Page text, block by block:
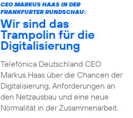
CEO MARKUS HAAS IN DER
FRANKFURTER RUNDSCHAU:
Wir sind das
Trampolin für die
Digitalisierung
Telefónica Deutschland CEO
Markus Haas über die Chancen der
Digitalisierung, Anforderungen an
den Netzausbau und eine neue
Normalität in der Zusammenarbeit.